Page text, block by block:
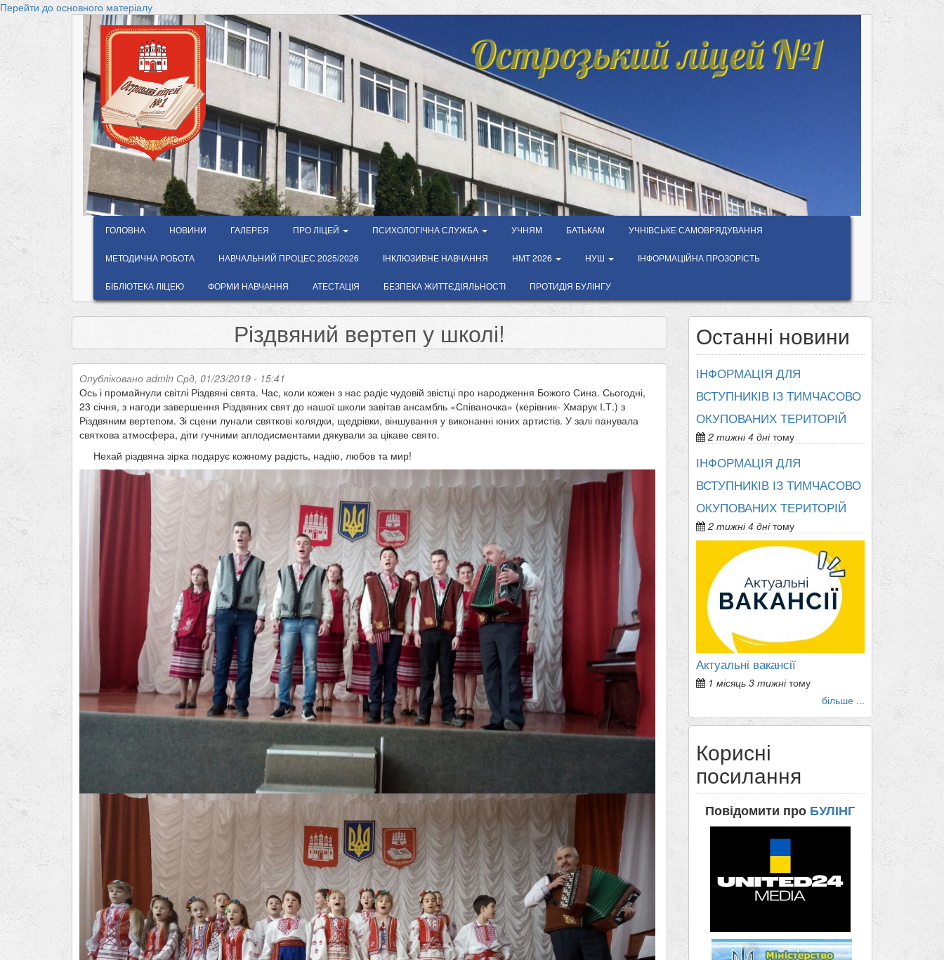
Перейти до основного матеріалу
Острозький ліцей №1
ГОЛОВНА НОВИНИ ГАЛЕРЕЯ ПРО ЛІЦЕЙ ПСИХОЛОГІЧНА СЛУЖБА УЧНЯМ БАТЬКАМ УЧНІВСЬКЕ САМОВРЯДУВАННЯ
МЕТОДИЧНА РОБОТА НАВЧАЛЬНИЙ ПРОЦЕС 2025/2026 ІНКЛЮЗИВНЕ НАВЧАННЯ НМТ 2026 НУШ ІНФОРМАЦІЙНА ПРОЗОРІСТЬ
БІБЛІОТЕКА ЛІЦЕЮ ФОРМИ НАВЧАННЯ АТЕСТАЦІЯ БЕЗПЕКА ЖИТТЄДІЯЛЬНОСТІ ПРОТИДІЯ БУЛІНГУ
Різдвяний вертеп у школі!
Опубліковано admin Срд, 01/23/2019 - 15:41
Ось і промайнули світлі Різдвяні свята. Час, коли кожен з нас радіє чудовій звістці про народження Божого Сина. Сьогодні,
23 січня, з нагоди завершення Різдвяних свят до нашої школи завітав ансамбль «Співаночка» (керівник- Хмарук І.Т.) з
Різдвяним вертепом. Зі сцени лунали святкові колядки, щедрівки, віншування у виконанні юних артистів. У залі панувала
святкова атмосфера, діти гучними аплодисментами дякували за цікаве свято.
Нехай різдвяна зірка подарує кожному радість, надію, любов та мир!
Останні новини
ІНФОРМАЦІЯ ДЛЯ
ВСТУПНИКІВ ІЗ ТИМЧАСОВО
ОКУПОВАНИХ ТЕРИТОРІЙ
2 тижні 4 днітому
ІНФОРМАЦІЯ ДЛЯ
ВСТУПНИКІВ ІЗ ТИМЧАСОВО
ОКУПОВАНИХ ТЕРИТОРІЙ
2 тижні 4 днітому
Актуальні вакансії
1 місяць 3 тижнітому
більше ...
Корисні
посилання
Повідомити про БУЛІНГ